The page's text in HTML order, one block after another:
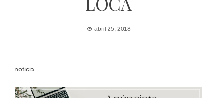
abril 25, 2018
noticia